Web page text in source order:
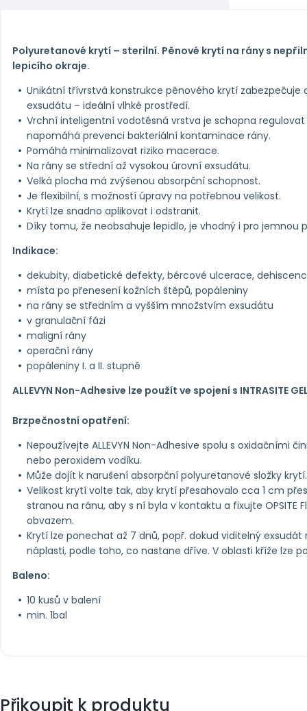
Polyuretanové krytí – sterilní. Pěnové krytí na rány s
lepicího okraje.
Unikátní třívrstvá konstrukce pěnového krytí
exsudátu – ideální vlhké prostředí.
Vrchní inteligentní vodotěsná vrstva je schopna
napomáhá prevenci bakteriální kontaminace rány.
Pomáhá minimalizovat riziko macerace.
Na rány se střední až vysokou úrovní exsudátu.
Velká plocha má zvýšenou absorpční schopnost.
Je flexibilní, s možností úpravy na potřebnou velikost.
Krytí lze snadno aplikovat i odstranit.
Díky tomu, že neobsahuje lepidlo, je vhodný i pro jemnou
Indikace:
dekubity, diabetické defekty, bércové ulcerace,
místa po přenesení kožních štěpů, popáleniny
na rány se středním a vyšším množstvím exsudátu
v granulační fázi
maligní rány
operační rány
popáleniny I. a II. stupně
ALLEVYN Non-Adhesive lze použít ve spojení s INTRASITE
Brzpečnostní opatření:
Nepoužívejte ALLEVYN Non-Adhesive spolu s oxidačními
nebo peroxidem vodíku.
Může dojít k narušení absorpční polyuretanové složky krytí.
Velikost krytí volte tak, aby krytí přesahovalo cca 1 cm
stranou na ránu, aby s ní byla v kontaktu a fixujte OPSITE
obvazem.
Krytí lze ponechat až 7 dnů, popř. dokud viditelný exsudát
náplasti, podle toho, co nastane dříve. V oblasti kříže lze
Baleno:
10 kusů v balení
min. 1bal
Přikoupit k produktu